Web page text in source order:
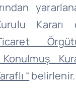
Kararı
Konulmuş
“ belirlenir.